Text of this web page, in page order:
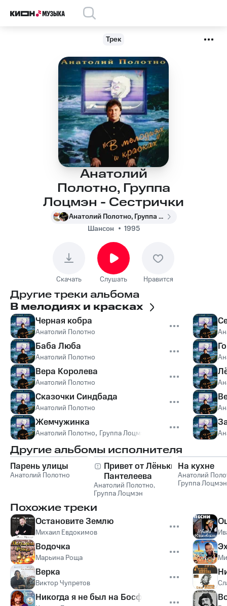
Трек
Анатолий
Полотно, Группа
Лоцмэн - Сестрички
Анатолий Полотно, Группа Лоцмэн
Шансон
1995
Скачать Слушать Нравится
Другие треки альбома
В мелодиях и красках
Черная кобра
Анатолий Полотно
Баба Люба
Анатолий Полотно
Вера Королева
Анатолий Полотно
Сказочки Синдбада
Анатолий Полотно
Жемчужинка
Анатолий Полотно, Группа Лоцмэн
Другие альбомы исполнителя
Парень улицы
Анатолий Полотно
Привет от Лёньки
Пантелеева
Анатолий Полотно,
Группа Лоцмэн
На кухне
Анатолий
Группа Лоцмэн
Похожие треки
Остановите Землю
Михаил Евдокимов
Водочка
Марьина Роща
Верка
Виктор Чупретов
Никогда я не был на Босфоре